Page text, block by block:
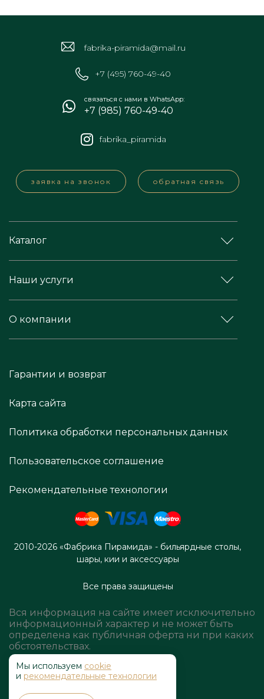
fabrika-piramida@mail.ru
+7 (495) 760-49-40
связаться с нами в WhatsApp:
+7 (985) 760-49-40
fabrika_piramida
заявка на звонок обратная связь
Каталог
Наши услуги
О компании
Гарантии и возврат
Карта сайта
Политика обработки персональных данных
Пользовательское соглашение
Рекомендательные технологии
2010-2026 «Фабрика Пирамида» - бильярдные столы,
шары, кии и аксессуары
Все права защищены
Вся информация на сайте имеет исключительно
информационный характер и не может быть
определена как публичная оферта ни при каких
обстоятельствах.
Мы используем cookie
и рекомендательные технологии